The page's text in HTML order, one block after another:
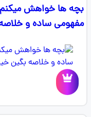
بچه ها خواهش میکنم
مفهومی ساده و خلاصه